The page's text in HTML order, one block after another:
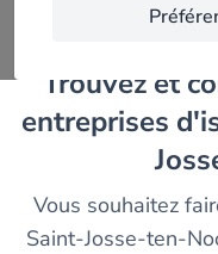
Trouvez et comparez les meilleurs
entreprises
Vous souhaitez
Saint-Josse-ten-